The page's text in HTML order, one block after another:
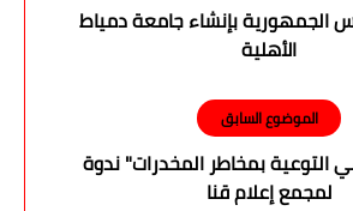
الجمهورية بإنشاء جامعة دمياط
الأهلية
الموضوع السابق
التوعية بمخاطر المخدرات" ندوة
لمجمع إعلام قنا